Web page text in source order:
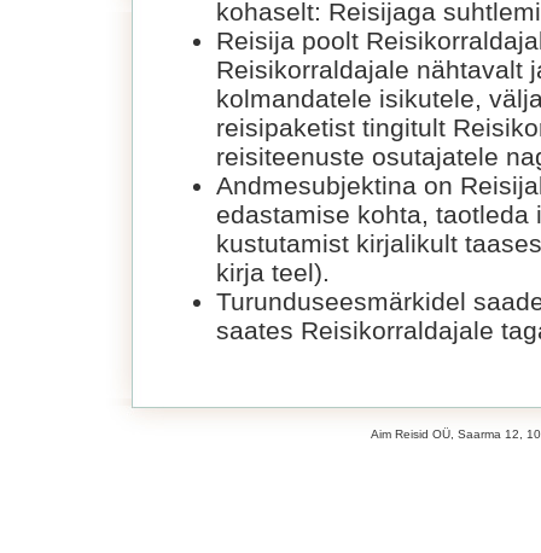
kohaselt: Reisijaga
Reisija poolt
Reisikorraldajale nähtavalt
kolmandatele isikutele,
reisipaketist tingitult
reisiteenuste osutajatele
Andmesubjektina on
edastamise kohta,
kustutamist kirjalikult
kirja teel).
Turunduseesmärkidel
saates Reisikorraldajale
Aim Reisid OÜ, Saarma 12,